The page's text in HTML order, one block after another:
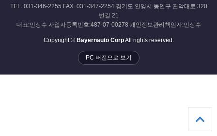
TEL. 031-346-2255 FAX. 031-347-2254 경기도 안양시 동안구 관악대로 320
번길 21
대표:민상수 사업자등록번호:487-07-00278 개인정보관리책임자:민상수
Copyright © Bayernauto CorpAll rights reserved.
PC 버전으로 보기